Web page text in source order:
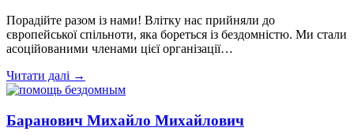
Порадійте разом із нами! Влітку нас прийняли до
європейської спільноти, яка бореться із бездомністю. Ми стали
асоційованими членами цієї організації…
Читати далі →
Баранович Михайло Михайлович